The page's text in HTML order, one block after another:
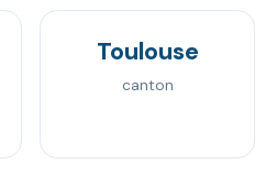
Toulouse
canton